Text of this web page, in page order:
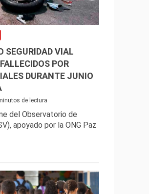
SEGURIDAD VIAL
POR
DURANTE JUNIO
de lectura
del Observatorio de
apoyado por la ONG Paz